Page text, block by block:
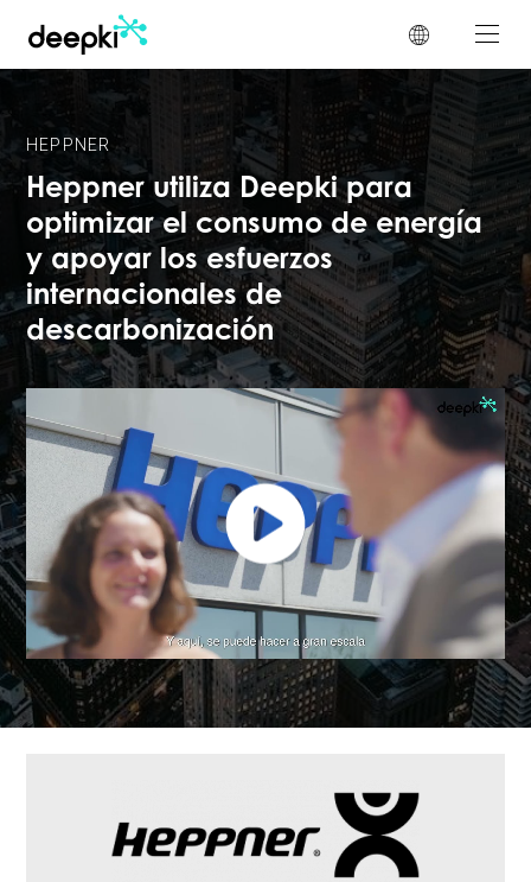
HEPPNER
Heppner utiliza Deepki para
optimizar el consumo de energía
y apoyar los esfuerzos
internacionales de
descarbonización
Panel de gestión de cookies